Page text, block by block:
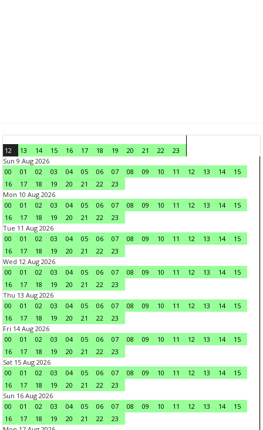
12 13 14 15 16 17 18 19 20 21 22
23
Sun 9 Aug 2026
00
01 02 03 04 05 06 07 08 09 10 11 12 13 14
15
16
17 18 19 20 21 22
23
Mon 10 Aug 2026
00
01 02 03 04 05 06 07 08 09 10 11 12 13 14
15
16
17 18 19 20 21 22
23
Tue 11 Aug 2026
00
01 02 03 04 05 06 07 08 09 10 11 12 13 14
15
16
17 18 19 20 21 22
23
Wed 12 Aug 2026
00
01 02 03 04 05 06 07 08 09 10 11 12 13 14
15
16
17 18 19 20 21 22
23
Thu 13 Aug 2026
00
01 02 03 04 05 06 07 08 09 10 11 12 13 14
15
16
17 18 19 20 21 22
23
Fri 14 Aug 2026
00
01 02 03 04 05 06 07 08 09 10 11 12 13 14
15
16
17 18 19 20 21 22
23
Sat 15 Aug 2026
00
01 02 03 04 05 06 07 08 09 10 11 12 13 14
15
16
17 18 19 20 21 22
23
Sun 16 Aug 2026
00
01 02 03 04 05 06 07 08 09 10 11 12 13 14
15
16
17 18 19 20 21 22
23